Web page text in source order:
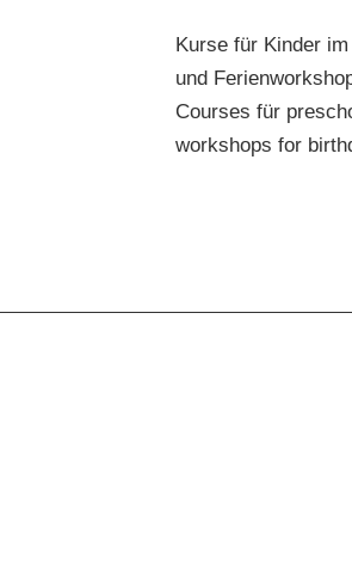
Kurse für Kinder
und
Courses für
workshops for